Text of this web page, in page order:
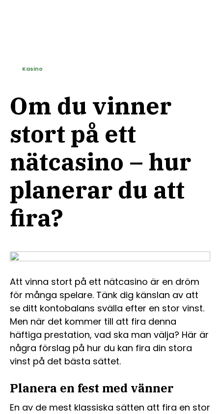
Om du vinner
stort på ett
nätcasino – hur
planerar du att
fira?
Kasino
Att vinna stort på ett nätcasino är en dröm
för många spelare. Tänk dig känslan av att
se ditt kontobalans svälla efter en stor vinst.
Men när det kommer till att fira denna
häftiga prestation, vad ska man välja? Här är
några förslag på hur du kan fira din stora
vinst på det bästa sättet.
Planera en fest med vänner
En av de mest klassiska sätten att fira en stor